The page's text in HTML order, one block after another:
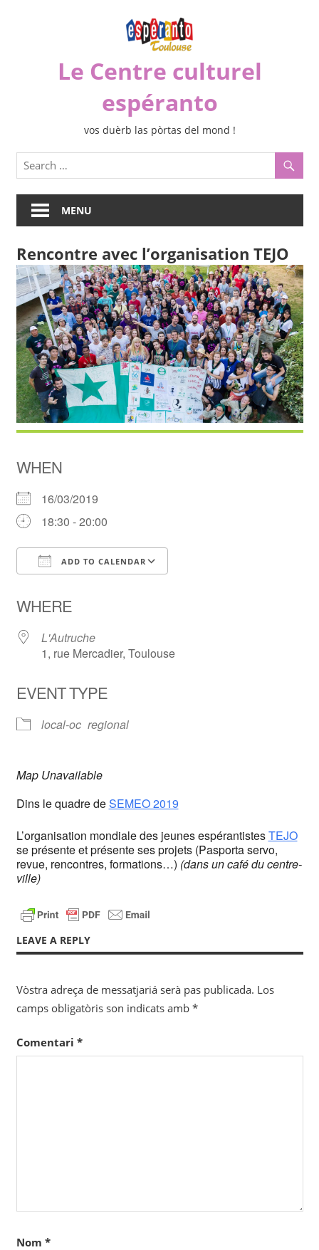
Le Centre culturel
espéranto
vos duèrb las pòrtas del mond !
MENU
Rencontre avec l’organisation TEJO
WHEN
16/03/2019
18:30 - 20:00
ADD TO CALENDAR
WHERE
L'Autruche
1, rue Mercadier, Toulouse
EVENT TYPE
local-oc regional
Map Unavailable
Dins le quadre deSEMEO 2019
L’organisation mondiale des jeunes espérantistesTEJO
se présente et présente ses projets (Pasporta servo,
revue, rencontres, formations…) (dans un café du centre-
ville)
LEAVE A REPLY
Vòstra adreça de messatjariá serà pas publicada. Los
camps obligatòris son indicats amb *
Comentari *
Nom *